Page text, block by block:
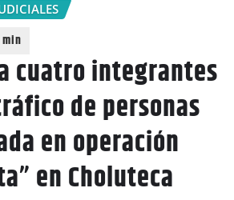
cuatro integrantes
de personas
en operación
en Choluteca